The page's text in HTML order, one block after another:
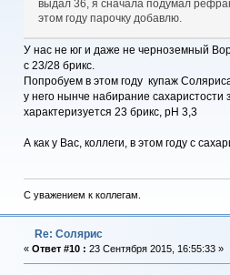
выдал 36, я сначала подумал
этом году парочку добавлю.
У нас не юг и даже не черноземный
с 23/28 брикс.
Попробуем в этом году купаж
у него нынче набирание
характеризуется 23 брикс, рН 3,3
А как у Вас, коллеги, в этом году с
С уважением к коллегам.
Re: Солярис
« Ответ #10 : 23 Сентября 2015, 16:55:33 »